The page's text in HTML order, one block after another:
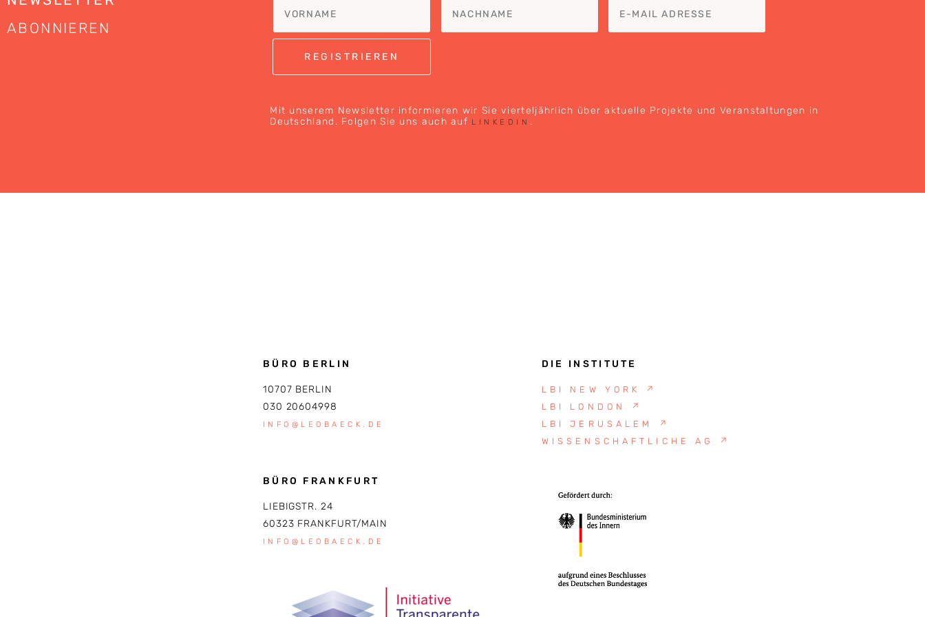
ABONNIEREN
Mit unserem Newsletter informieren wir Sie vierteljährlich über aktuelle Projekte und Veranstaltungen in
Deutschland. Folgen Sie uns auch auf LINKEDIN .
BÜRO BERLIN
10707 BERLIN
030 20604998
INFO@LEOBAECK.DE
BÜRO FRANKFURT
LIEBIGSTR. 24
60323 FRANKFURT/MAIN
INFO@LEOBAECK.DE
DIE INSTITUTE
LBI NEW YORK
↗
LBI LONDON
↗
LBI JERUSALEM
↗
WISSENSCHAFTLICHE AG
↗